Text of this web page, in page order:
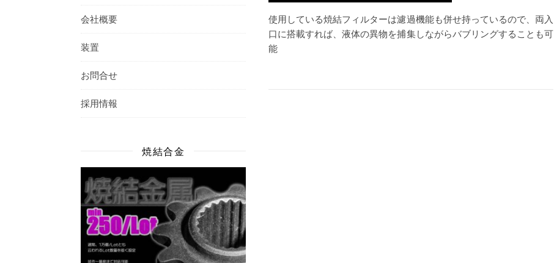
会社概要
装置
お問合せ
採用情報
焼結合金
使用している焼結フィルターは濾過機能も併せ持っているので、両入
口に搭載すれば、液体の異物を捕集しながらバブリングすることも可
能